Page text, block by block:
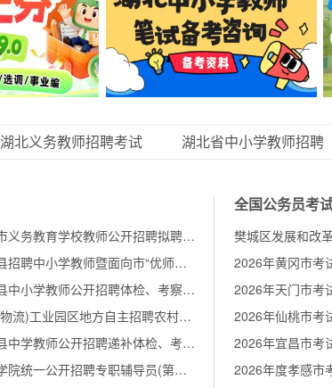
湖北义务教师招聘考试 湖北省中小学教师招聘
2026年宜昌枝江市义务教育学校教师公开招聘拟聘用人员公示公告
2026年黄冈罗田县招聘中小学教师暨面向市“优师计划”师范毕业生公开招聘教师体检、考察公告
2026年襄阳南漳县中小学教师公开招聘体检、考察公告
2026年黄石新港(物流)工业园区地方自主招聘农村义务教师公开招聘考察公告
2026年黄冈浠水县中学教师公开招聘递补体检、考察公告
2026年荆楚理工学院统一公开招聘专职辅导员(第一批)拟聘用人员公示
全国公务员考
樊城区发展和改